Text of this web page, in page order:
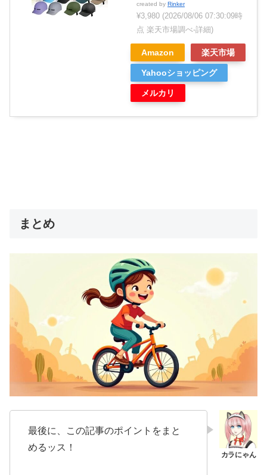
created by Rinker
¥3,980 (2026/08/06 07:30:09時
点 楽天市場調べ-詳細)
Amazon 楽天市場
Yahooショッピング
メルカリ
まとめ
最後に、この記事のポイントをまと
めるッス！